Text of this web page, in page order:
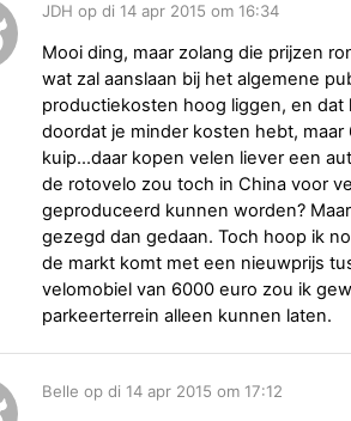
JDH op di 14 apr 2015 om 16:34
Mooi ding, maar zolang die prijzen
wat zal aanslaan bij het algemene
productiekosten hoog liggen, en
doordat je minder kosten hebt,
kuip...daar kopen velen liever een
de rotovelo zou toch in China voor
geproduceerd kunnen worden?
gezegd dan gedaan. Toch hoop ik
de markt komt met een nieuwprijs
velomobiel van 6000 euro zou ik
parkeerterrein alleen kunnen laten.
Belle op di 14 apr 2015 om 17:12